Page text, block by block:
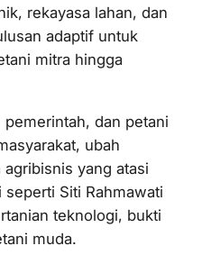
rekayasa lahan, dan
adaptif untuk
mitra hingga
pemerintah, dan petani
ubah
yang atasi
Siti Rahmawati
teknologi, bukti
muda.​